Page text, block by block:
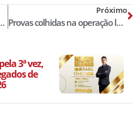
denuncia local de trabalho
Próximo
Provas colhidas na operação lava jato em primeiro grau são legais, diz MPF
3ª vez,
de